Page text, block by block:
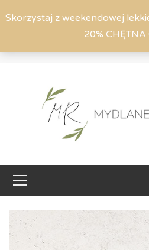
Skorzystaj z weekendowej
20% CHĘTNA